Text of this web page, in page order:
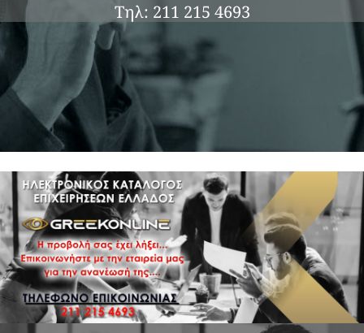
Τηλ: 211 215 4693